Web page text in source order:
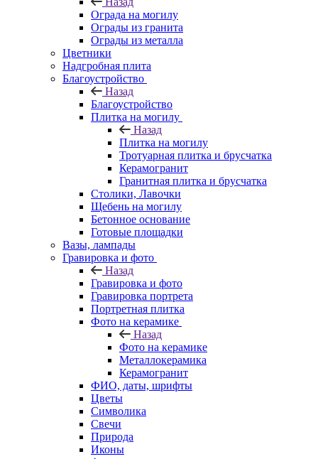
Ограда на могилу
Ограды из гранита
Ограды из металла
Цветники
Надгробная плита
Благоустройство
Назад
Благоустройство
Плитка на могилу
Назад
Плитка на могилу
Тротуарная плитка и брусчатка
Керамогранит
Гранитная плитка и брусчатка
Столики, Лавочки
Щебень на могилу
Бетонное основание
Готовые площадки
Вазы, лампады
Гравировка и фото
Назад
Гравировка и фото
Гравировка портрета
Портретная плитка
Фото на керамике
Назад
Фото на керамике
Металлокерамика
Керамогранит
ФИО, даты, шрифты
Цветы
Символика
Свечи
Природа
Иконы